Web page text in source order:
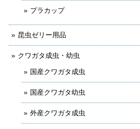
プラカップ
昆虫ゼリー用品
クワガタ成虫・幼虫
国産クワガタ成虫
国産クワガタ幼虫
外産クワガタ成虫